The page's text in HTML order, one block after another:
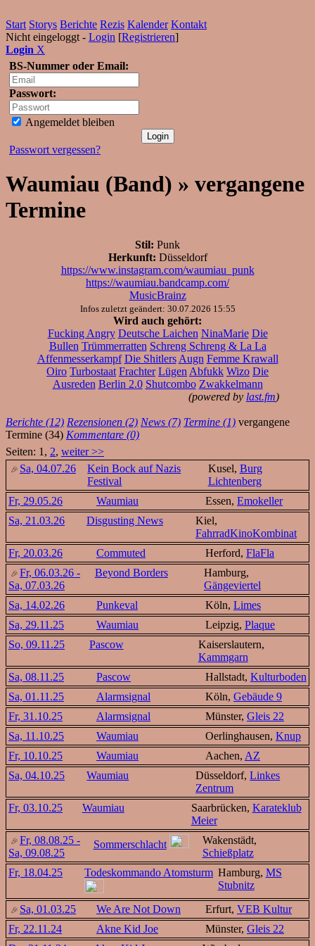
Start Storys Berichte Rezis Kalender Kontakt
Nicht eingeloggt - Login [Registrieren]
Login X
BS-Nummer oder Email:
Passwort:
Angemeldet bleiben
Passwort vergessen?
Waumiau (Band) » vergangene
Termine
Stil: Punk
Herkunft: Düsseldorf
https://www.instagram.com/waumiau_punk
https://waumiau.bandcamp.com/
MusicBrainz
Infos zuletzt geändert: 30.07.2026 15:55
Wird auch gehört:
Fucking Angry Deutsche Laichen NinaMarie Die
Bullen Trümmerratten Schreng Schreng & La La
Affenmesserkampf Die Shitlers Augn Femme Krawall
Oiro Turbostaat Frachter Lügen Abfukk Wizo Die
Ausreden Berlin 2.0 Shutcombo Zwakkelmann
(powered by last.fm)
Berichte (12) Rezensionen (2) News (7) Termine (1) vergangene
Termine (34) Kommentare (0)
Seiten: 1, 2, weiter >>
Sa, 04.07.26
Kein Bock auf Nazis
Festival
Kusel, Burg
Lichtenberg
Fr, 29.05.26
Waumiau Essen, Emokeller
Sa, 21.03.26
Disgusting News
Kiel,
FahrradKinoKombinat
Fr, 20.03.26
Commuted Herford, FlaFla
Fr, 06.03.26 -
Sa, 07.03.26
Beyond Borders
Hamburg,
Gängeviertel
Sa, 14.02.26
Punkeval Köln, Limes
Sa, 29.11.25
Waumiau Leipzig, Plaque
So, 09.11.25
Pascow
Kaiserslautern,
Kammgarn
Sa, 08.11.25
Pascow Hallstadt, Kulturboden
Sa, 01.11.25
Alarmsignal Köln, Gebäude 9
Fr, 31.10.25
Alarmsignal Münster, Gleis 22
Sa, 11.10.25
Waumiau Oerlinghausen, Knup
Fr, 10.10.25
Waumiau Aachen, AZ
Sa, 04.10.25
Waumiau Düsseldorf,Linkes
Zentrum
Fr, 03.10.25
Waumiau Saarbrücken, Karateklub
Meier
Fr, 08.08.25 -
Sa, 09.08.25
Sommerschlacht
Wakenstädt,
Schießplatz
Fr, 18.04.25
Todeskommando Atomsturm Hamburg, MS
Stubnitz
Sa, 01.03.25
We Are Not Down Erfurt, VEB Kultur
Fr, 22.11.24
Akne Kid Joe Münster, Gleis 22